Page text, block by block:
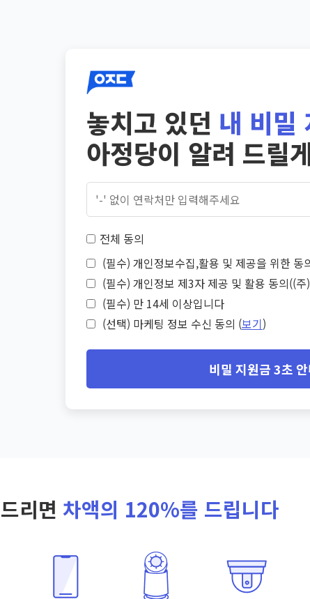
놓치고 있던 내 비밀
아정당이 알려 드릴
전체 동의
(필수) 개인정보수집,활용 및 제공을 위한 동
(필수) 개인정보 제3자 제공 및 활용 동의((
(필수) 만 14세 이상입니다
(선택) 마케팅 정보 수신 동의 (보기)
비밀 지원금 3초
리면 차액의 120%를 드립니다